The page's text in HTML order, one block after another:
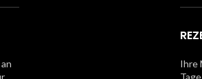
Ihre